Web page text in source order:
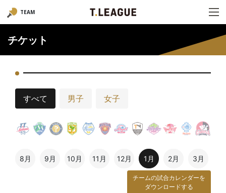
TEAM
チケット
すべて 男子 女子
8月 9月 10月 11月 12月 1月 2月 3月
チームの試合カレンダーを
ダウンロードする